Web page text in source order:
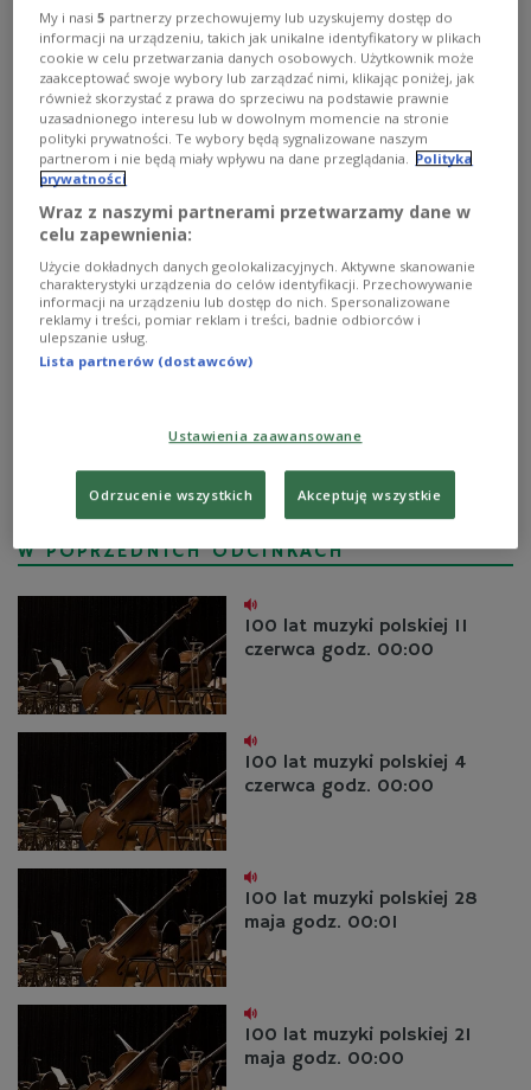
(zdj. ilustracyjne) Foto: furtseff/Shutterstock.com
O AUDYCJI
00:00 00:00
Tytuł
100 lat muzyki polskiej - Od
Paderewskiego do Zagajewskiego
2018/05/07 00:00
Prowadzący
Grotkowska Joanna, Majchrowski
Wielcy nieobecni (Laks, Wajnberg,
W POPRZEDNICH ODCINKACH
100 lat muzyki polskiej 11
czerwca godz. 00:00
100 lat muzyki polskiej 4
czerwca godz. 00:00
100 lat muzyki polskiej 28
maja godz. 00:01
100 lat muzyki polskiej 21
maja godz. 00:00
My i nasi5 partnerzy przechowujemy lub uzyskujemy dostęp do
informacji na urządzeniu, takich jak unikalne identyfikatory w plikach
cookie w celu przetwarzania danych osobowych. Użytkownik może
zaakceptować swoje wybory lub zarządzać nimi, klikając poniżej, jak
również skorzystać z prawa do sprzeciwu na podstawie prawnie
uzasadnionego interesu lub w dowolnym momencie na stronie
polityki prywatności. Te wybory będą sygnalizowane naszym
partnerom i nie będą miały wpływu na dane przeglądania. Polityka
prywatności
Wraz z naszymi partnerami przetwarzamy dane w
celu zapewnienia:
Użycie dokładnych danych geolokalizacyjnych. Aktywne skanowanie
charakterystyki urządzenia do celów identyfikacji. Przechowywanie
informacji na urządzeniu lub dostęp do nich. Spersonalizowane
reklamy i treści, pomiar reklam i treści, badnie odbiorców i
ulepszanie usług.
Lista partnerów (dostawców)
Ustawienia zaawansowane
Odrzucenie wszystkich Akceptuję wszystkie